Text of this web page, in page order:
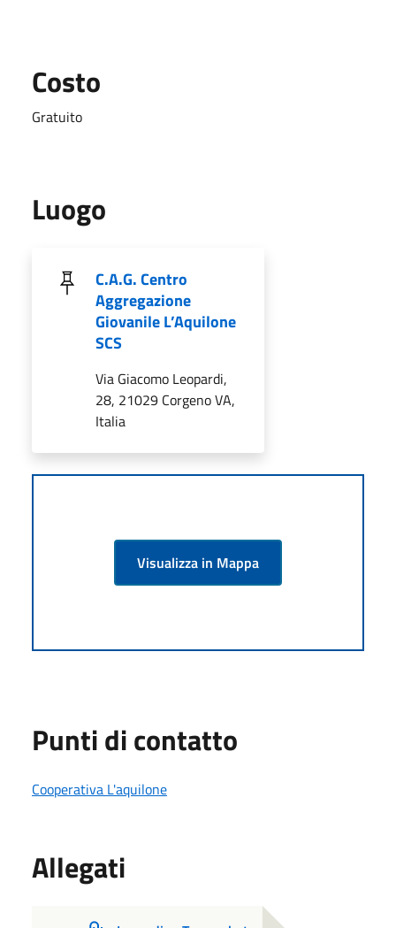
Costo
Gratuito
Luogo
C.A.G. Centro
Aggregazione
Giovanile L’Aquilone
SCS
Via Giacomo Leopardi,
28, 21029 Corgeno VA,
Italia
Visualizza in Mappa
Punti di contatto
Cooperativa L'aquilone
Allegati